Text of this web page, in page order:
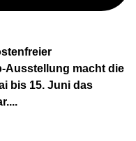
Ausstellung macht die
bis 15. Juni das